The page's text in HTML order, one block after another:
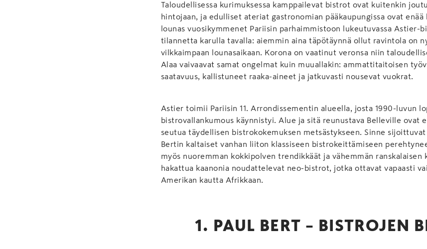
Taloudellisessa kurimuksessa kamppailevat bistrot ovat kuitenkin
hintojaan, ja edulliset ateriat gastronomian pääkaupungissa ovat enää
lounas vuosikymmenet Pariisin parhaimmistoon lukeutuvassa Astier-
tilannetta karulla tavalla: aiemmin aina täpötäynnä ollut ravintola on
vilkkaimpaan lounasaikaan. Korona on vaatinut veronsa niin
Alaa vaivaavat samat ongelmat kuin muuallakin: ammattitaitoisen
saatavuus, kallistuneet raaka-aineet ja jatkuvasti nousevat vuokrat.
Astier toimii Pariisin 11. Arrondissementin alueella, josta 1990-luvun
bistrovallankumous käynnistyi. Alue ja sitä reunustava Belleville ovat
seutua täydellisen bistrokokemuksen metsästykseen. Sinne
Bertin kaltaiset vanhan liiton klassiseen bistrokeittämiseen
myös nuoremman kokkipolven trendikkäät ja vähemmän ranskalaisen
hakattua kaanonia noudattelevat neo-bistrot, jotka ottavat vapaasti
Amerikan kautta Afrikkaan.
1. PAUL BERT – BISTROJEN